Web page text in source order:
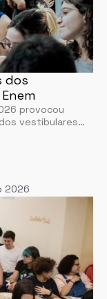
dos
provocou
vestibulares…
2026